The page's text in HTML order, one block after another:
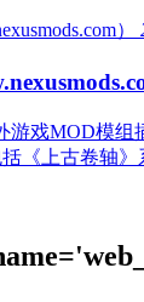
游戏MOD模
《上古卷轴